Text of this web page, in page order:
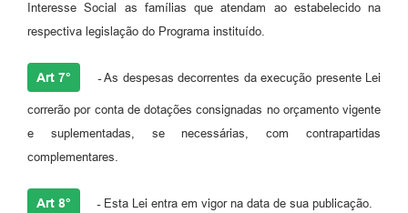
Interesse Social as famílias que atendam ao estabelecido na
respectiva legislação do Programa instituído.
Art 7° -As despesas decorrentes da execução presente Lei
correrão por conta de dotações consignadas no orçamento vigente
e suplementadas, se necessárias, com contrapartidas
complementares.
Art 8° -Esta Lei entra em vigor na data de sua publicação.